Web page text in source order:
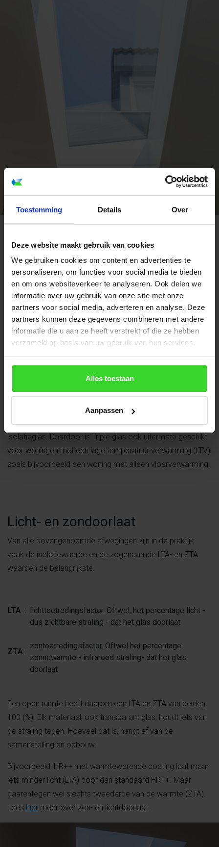
Toestemming Details Over
Deze website maakt gebruik van cookies
We gebruiken cookies om content en advertenties te
personaliseren, om functies voor social media te bieden
en om ons websiteverkeer te analyseren. Ook delen we
informatie over uw gebruik van onze site met onze
partners voor social media, adverteren en analyse. Deze
partners kunnen deze gegevens combineren met andere
informatie die u aan ze heeft verstrekt of die ze hebben
verzameld op basis van uw gebruik van hun services.
Alles toestaan
Aanpassen
HR++ versus Triple
Hoe goed glas isoleert hangt af van de zogenaamde U-
waarde, uitgedrukt in Watt per m² per graad Kelvin. Het
getal geeft aan hoe groot de warmtestroom door een
constructie is. Hoe lager de U-waarde, hoe beter het glas
isoleert.
HR++ glas heeft een U-waarde van circa 1,1 W/m²K
volgens EN673. Dat is al veel beter dan het actuele
Bouwbesluit vereist (1,6 W/m²K). Maar wilt u de hoogste
isolatiewaarde, kies dan voor Triple glas waarvan de
isolatiewaarde maar liefst 0,6 W/m²K is volgens EN673.
Triple glas wordt daarnaast ook gekozen voor hoger
wooncomfort, omdat bij extreme weersomstandigheden
de Triple ruit aan de binnenzijde minder afkoelt dan bij HR++
isolatieglas. Daardoor is Triple glas ook uitermate geschikt
voor woningen met een lage temperatuur verwarming (LTV)
zoals bijvoorbeeld een woning met alleen vloerverwarming.
Licht- en zondoorlaat
Van alle bovengenoemde afwegingen zijn in de praktijk
vaak de isolatiewaarde en de zogenaamde LTA- en ZTA
waarden de belangrijkste.
LTA : lichttoetredingsfactor. Oftwel, het percentage licht -
dus zichtbare straling - dat het glas doorlaat
ZTA :
zontoetredingsfactor. Oftwel het percentage
zonnewarmte - infrarood straling- dat het glas
doorlaat
Een open ruimte heeft daarom een LTA en ZTA van beiden
100 (%). Elk materiaal, ook transparant glas, houdt iets van
de straling tegen. Hoeveel dat is, hangt af van de
samenstelling en opbouw.
Bijvoorbeeld: HR++ met warmtewerende coating laat maar
iets minder licht (LTA) door dan standaard HR++. Maar
daarentegen wel slechts tweederde van de warmte (ZTA).
Lees hier meer over zon- en lichtdoorlaat.